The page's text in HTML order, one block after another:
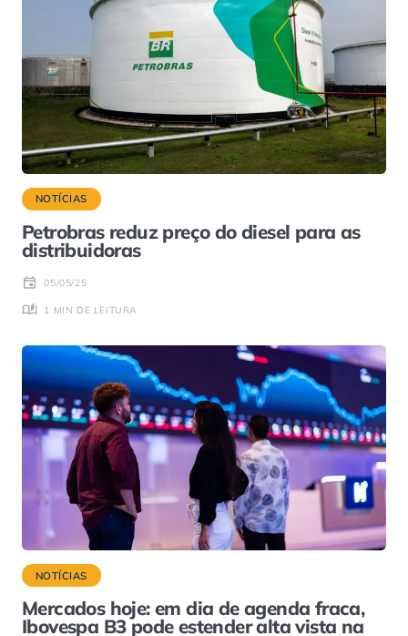
NOTÍCIAS
Petrobras reduz preço do diesel para as
distribuidoras
05/05/25
1 MIN DE LEITURA
NOTÍCIAS
Mercados hoje: em dia de agenda fraca,
Ibovespa B3 pode estender alta vista na